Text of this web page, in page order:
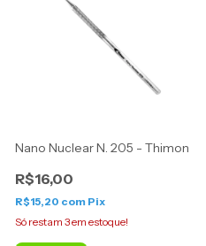
Nano Nuclear N. 205 - Thimon
R$16,00
R$15,20 com Pix
Só restam 3em estoque!